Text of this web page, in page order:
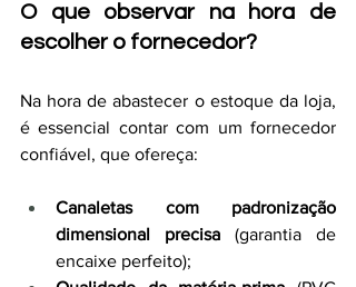
O que observar na hora de
escolher o fornecedor?
Na hora de abastecer o estoque da loja,
é essencial contar com um fornecedor
confiável, que ofereça:
Canaletas com padronização
dimensional precisa (garantia de
encaixe perfeito);